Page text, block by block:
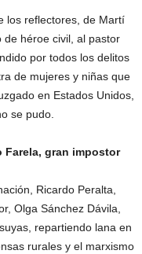
los reflectores, de Martí
de héroe civil, al pastor
por todos los delitos
de mujeres y niñas que
en Estados Unidos,
se pudo.
Farela, gran impostor
Ricardo Peralta,
Olga Sánchez Dávila,
repartiendo lana en
rurales y el marxismo